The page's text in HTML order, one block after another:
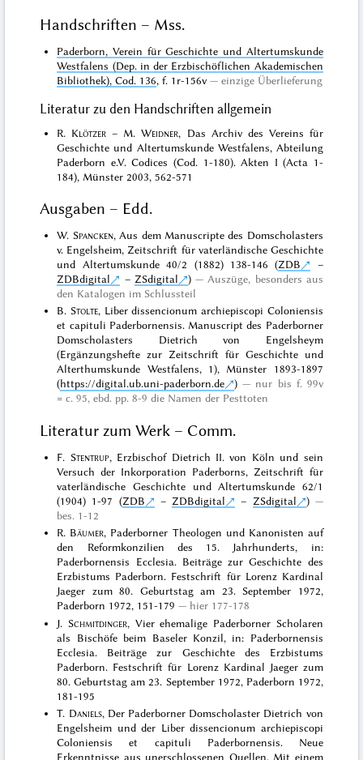
Handschriften – Mss.
Paderborn, Verein für Geschichte und Altertumskunde
Westfalens (Dep. in der Erzbischöflichen Akademischen
Bibliothek), Cod. 136, f. 1r-156v einzige Überlieferung
Literatur zu den Handschriften allgemein
R. Klötzer – M.Weidner, Das Archiv des Vereins für
Geschichte und Altertumskunde Westfalens, Abteilung
Paderborn e.V. Codices (Cod. 1-180). Akten I (Acta 1-
184), Münster 2003, 562-571
Ausgaben – Edd.
W. Spancken, Aus dem Manuscripte des Domscholasters
v. Engelsheim, Zeitschrift für vaterländische Geschichte
und Altertumskunde 40/2 (1882) 138-146 (ZDB
–
ZDBdigital
– ZSdigital )
Auszüge, besonders aus
den Katalogen im Schlussteil
B. Stolte, Liber dissencionum archiepiscopi Coloniensis
et capituli Paderbornensis. Manuscript des Paderborner
Domscholasters Dietrich von Engelsheym
(Ergänzungshefte zur Zeitschrift für Geschichte und
Alterthumskunde Westfalens, 1), Münster 1893-1897
(https://digital.ub.uni-paderborn.de )
nur bis f. 99v
= c. 95, ebd. pp. 8-9 die Namen der Pesttoten
Literatur zum Werk – Comm.
F. Stentrup, Erzbischof Dietrich II. von Köln und sein
Versuch der Inkorporation Paderborns, Zeitschrift für
vaterländische Geschichte und Altertumskunde 62/1
(1904) 1-97 (ZDB – ZDBdigital – ZSdigital
)
bes. 1-12
R. Bäumer, Paderborner Theologen und Kanonisten auf
den Reformkonzilien des 15. Jahrhunderts, in:
Paderbornensis Ecclesia. Beiträge zur Geschichte des
Erzbistums Paderborn. Festschrift für Lorenz Kardinal
Jaeger zum 80. Geburtstag am 23. September 1972,
Paderborn 1972, 151-179
hier 177-178
J. Schmitdinger, Vier ehemalige Paderborner Scholaren
als Bischöfe beim Baseler Konzil, in: Paderbornensis
Ecclesia. Beiträge zur Geschichte des Erzbistums
Paderborn. Festschrift für Lorenz Kardinal Jaeger zum
80. Geburtstag am 23. September 1972, Paderborn 1972,
181-195
T. Daniels, Der Paderborner Domscholaster Dietrich von
Engelsheim und der Liber dissencionum archiepiscopi
Coloniensis et capituli Paderbornensis. Neue
Erkenntnisse aus unerschlossenen Quellen. Mit einem